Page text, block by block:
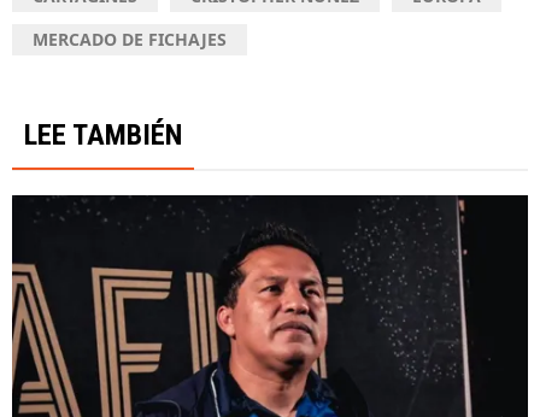
MERCADO DE FICHAJES
LEE TAMBIÉN